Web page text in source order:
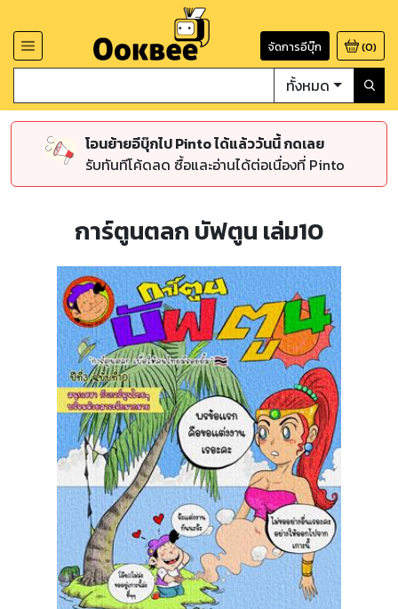
จัดการอีบุ๊ก (0)
ทั้งหมด
โอนย้ายอีบุ๊กไป Pinto ได้แล้ววันนี้ กดเลย
รับทันทีโค้ดลด ซื้อและอ่านได้ต่อเนื่องที่ Pinto
การ์ตูนตลก บัฟตูน เล่ม10